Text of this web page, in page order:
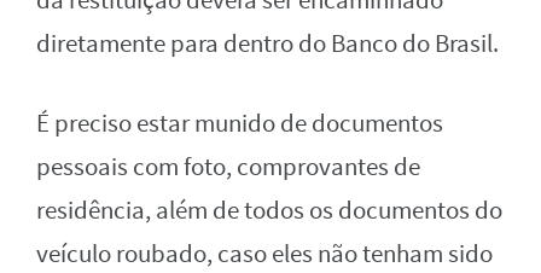
diretamente para dentro do Banco do Brasil.
É preciso estar munido de documentos
pessoais com foto, comprovantes de
residência, além de todos os documentos do
veículo roubado, caso eles não tenham sido